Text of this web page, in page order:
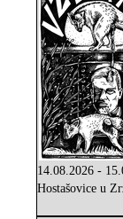
14.08.2026 -
Hostašovice u